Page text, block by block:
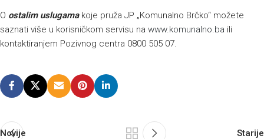
O ostalim uslugamakoje pruža JP „Komunalno Brčko“ možete
saznati više u korisničkom servisu na www.komunalno.ba ili
kontaktiranjem Pozivnog centra 0800 505 07.
Novije Starije